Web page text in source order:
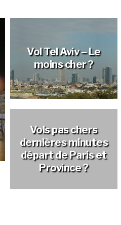
Vol Tel Aviv – Le
moins cher ?
Vols pas chers
dernières minutes
départ de Paris et
Province ?